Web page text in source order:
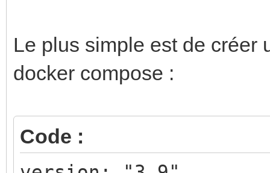
Le plus simple est de créer
docker compose :
Code :